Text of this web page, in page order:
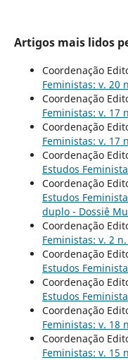
Artigos mais lidos
Coordenação
Feministas: v. 20
Coordenação
Feministas: v. 17
Coordenação
Feministas: v. 17
Coordenação
Estudos
Coordenação
Estudos
duplo - Dossiê
Coordenação
Feministas: v. 2
Coordenação
Estudos
Coordenação
Estudos
Coordenação
Feministas: v. 18
Coordenação
Feministas: v. 15